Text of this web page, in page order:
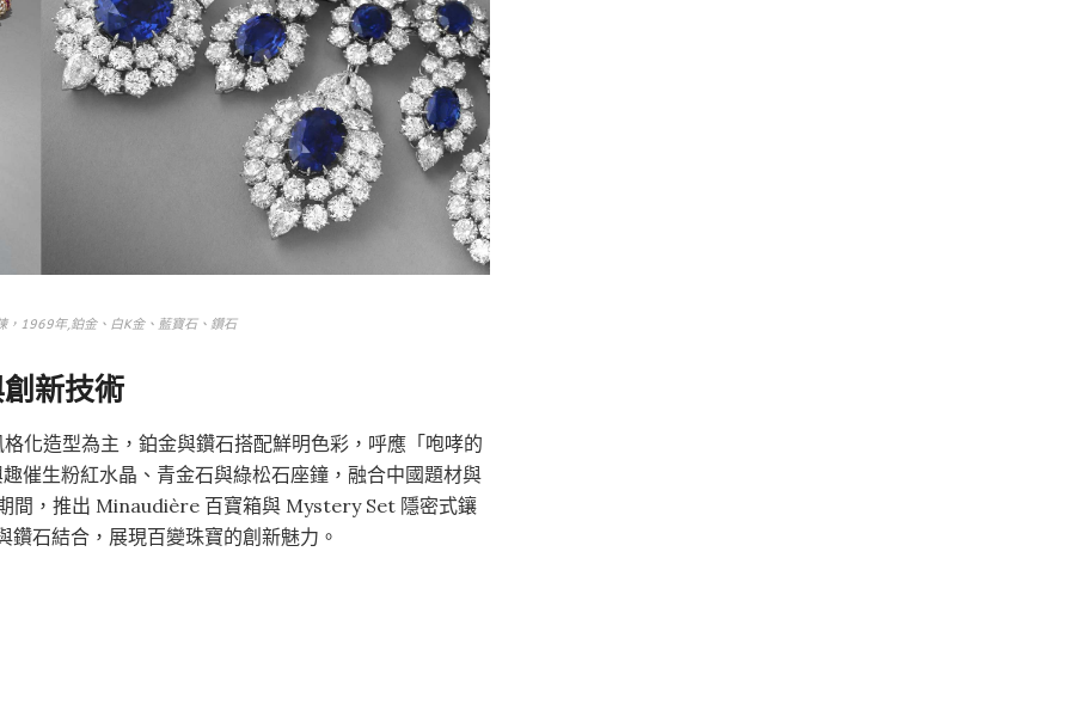
，1969年,鉑金、白K金、藍寶石、鑽石
新技術
化造型為主，鉑金與鑽石搭配鮮明色彩，呼應「咆哮的
催生粉紅水晶、青金石與綠松石座鐘，融合中國題材與
間，推出 Minaudière 百寶箱與 Mystery Set 隱密式鑲
石結合，展現百變珠寶的創新魅力。